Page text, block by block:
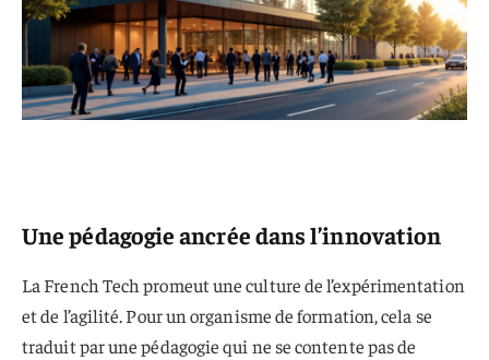
Une pédagogie ancrée dans l’innovation
La French Tech promeut une culture de l’expérimentation
et de l’agilité. Pour un organisme de formation, cela se
traduit par une pédagogie qui ne se contente pas de